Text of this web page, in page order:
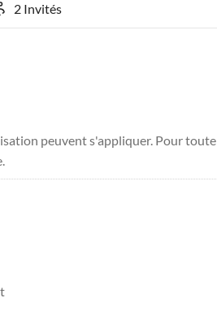
peuvent s'appliquer. Pour toute